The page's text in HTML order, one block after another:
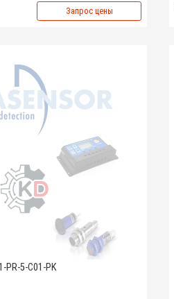
Запрос цены
PR-5-C01-PK